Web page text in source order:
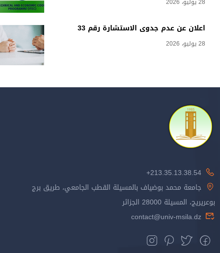
اعلان عن عدم جدوى الاستشارة رقم 33
28 يوليو، 2026
213.35.13.38.54+
جامعة محمد بوضياف بالمسيلة القطب الجامعي، طريق برج
بوعريريج، المسيلة 28000 الجزائر
contact@univ-msila.dz